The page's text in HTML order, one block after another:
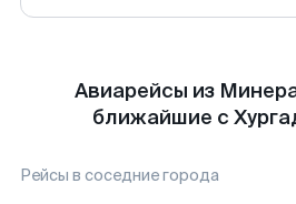
Авиарейсы из
ближайшие с
Рейсы в соседние города